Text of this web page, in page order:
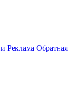
Реклама Обратная